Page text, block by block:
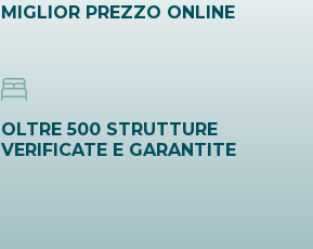
MIGLIOR PREZZO ONLINE
OLTRE 500 STRUTTURE
VERIFICATE E GARANTITE